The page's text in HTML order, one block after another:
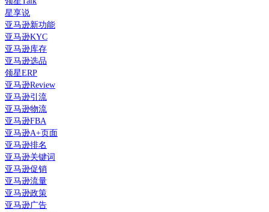
星享说
亚马逊新功能
亚马逊KYC
亚马逊库存
亚马逊选品
领星ERP
亚马逊Review
亚马逊引流
亚马逊物流
亚马逊FBA
亚马逊A+页面
亚马逊排名
亚马逊关键词
亚马逊促销
亚马逊流量
亚马逊政策
亚马逊广告